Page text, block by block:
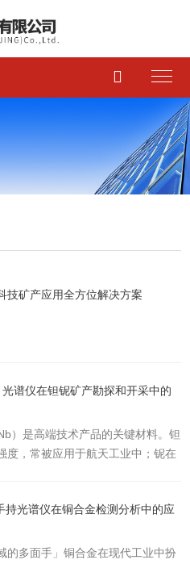

技矿产应用全方位解决方案
谱仪在钽铌矿产勘探和开采中的
）是高端技术产品的关键材料。钽
度，常被应用于航天工业中；铌在
括钽铁矿（FeMn）Ta2O6、铌铁
等。钽铁矿通常与铌铁矿共生，
铁矿。手持式XRF光谱仪的优势手
持光谱仪在铜合金检测分析中的应
的多面手」铜合金在现代工业中扮